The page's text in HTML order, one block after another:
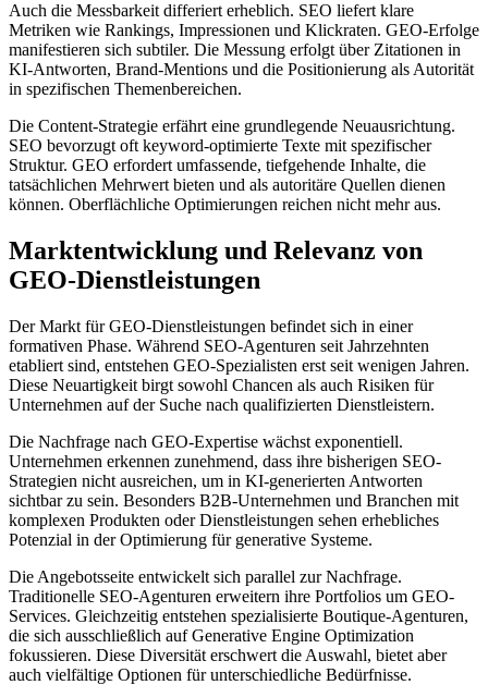
Auch die Messbarkeit differiert erheblich. SEO liefert klare
Metriken wie Rankings, Impressionen und Klickraten. GEO-Erfolge
manifestieren sich subtiler. Die Messung erfolgt über Zitationen in
KI-Antworten, Brand-Mentions und die Positionierung als Autorität
in spezifischen Themenbereichen.
Die Content-Strategie erfährt eine grundlegende Neuausrichtung.
SEO bevorzugt oft keyword-optimierte Texte mit spezifischer
Struktur. GEO erfordert umfassende, tiefgehende Inhalte, die
tatsächlichen Mehrwert bieten und als autoritäre Quellen dienen
können. Oberflächliche Optimierungen reichen nicht mehr aus.
Marktentwicklung und Relevanz von
GEO-Dienstleistungen
Der Markt für GEO-Dienstleistungen befindet sich in einer
formativen Phase. Während SEO-Agenturen seit Jahrzehnten
etabliert sind, entstehen GEO-Spezialisten erst seit wenigen Jahren.
Diese Neuartigkeit birgt sowohl Chancen als auch Risiken für
Unternehmen auf der Suche nach qualifizierten Dienstleistern.
Die Nachfrage nach GEO-Expertise wächst exponentiell.
Unternehmen erkennen zunehmend, dass ihre bisherigen SEO-
Strategien nicht ausreichen, um in KI-generierten Antworten
sichtbar zu sein. Besonders B2B-Unternehmen und Branchen mit
komplexen Produkten oder Dienstleistungen sehen erhebliches
Potenzial in der Optimierung für generative Systeme.
Die Angebotsseite entwickelt sich parallel zur Nachfrage.
Traditionelle SEO-Agenturen erweitern ihre Portfolios um GEO-
Services. Gleichzeitig entstehen spezialisierte Boutique-Agenturen,
die sich ausschließlich auf Generative Engine Optimization
fokussieren. Diese Diversität erschwert die Auswahl, bietet aber
auch vielfältige Optionen für unterschiedliche Bedürfnisse.